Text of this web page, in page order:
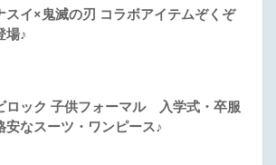
スイ×鬼滅の刃 コラボアイテムぞくぞ
場♪
ロック 子供フォーマル 入学式・卒服
安なスーツ・ワンピース♪